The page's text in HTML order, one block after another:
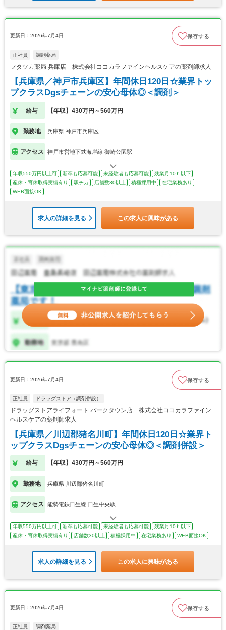
更新日：2026年7月4日 保存する
正社員 調剤薬局
フタツカ薬局 兵庫店 株式会社ココカラファインヘルスケアの薬剤師求人
【兵庫県／神戸市兵庫区】年間休日120日☆業界トッ
プクラスDgsチェーンの安心母体◎＜調剤＞
給与 【年収】430万円～560万円
勤務地 兵庫県 神戸市兵庫区
アクセス 神戸市営地下鉄海岸線 御崎公園駅
年収550万円以上可 新卒も応募可能 未経験者も応募可能
残業月10ｈ以下
産休・育休取得実績有り
駅チカ 店舗数30以上 積極採用中
在宅業務あり
WEB面接OK
求人の詳細を見る この求人に興味がある
更新日：2026年7月4日 保存する
正社員 ドラッグストア（調剤併設）
ドラッグストアライフォート パークタウン店 株式会社ココカラファイン
ヘルスケアの薬剤師求人
【兵庫県／川辺郡猪名川町】年間休日120日☆業界ト
ップクラスDgsチェーンの安心母体◎＜調剤併設＞
給与 【年収】430万円～560万円
勤務地 兵庫県 川辺郡猪名川町
アクセス 能勢電鉄日生線 日生中央駅
年収550万円以上可 新卒も応募可能 未経験者も応募可能
残業月10ｈ以下
産休・育休取得実績有り
店舗数30以上 積極採用中 在宅業務あり WEB面接OK
求人の詳細を見る この求人に興味がある
更新日：2026年7月4日 保存する
正社員 調剤薬局